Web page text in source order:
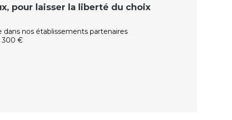
pour laisser la liberté du choix
dans nos établissements partenaires
300 €